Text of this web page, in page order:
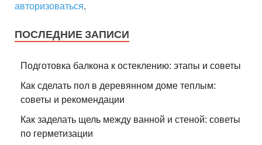
авторизоваться.
ПОСЛЕДНИЕ ЗАПИСИ
Подготовка балкона к остеклению: этапы и советы
Как сделать пол в деревянном доме теплым:
советы и рекомендации
Как заделать щель между ванной и стеной: советы
по герметизации